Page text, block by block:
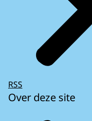
RSS
Over deze site